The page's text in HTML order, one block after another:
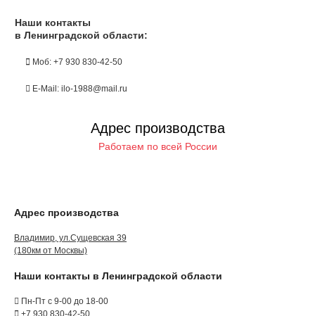
Наши контакты
в Ленинградской области:
Моб: +7 930 830-42-50
E-Mail: ilo-1988@mail.ru
Адрес производства
Работаем по всей России
Адрес производства
Владимир, ул.Сущевская 39
(180км от Москвы)
Наши контакты в Ленинградской области
Пн-Пт с 9-00 до 18-00
+7 930 830-42-50